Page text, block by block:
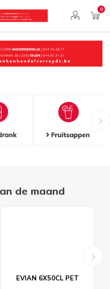
0
de maand
EVIAN 6X50CL PET